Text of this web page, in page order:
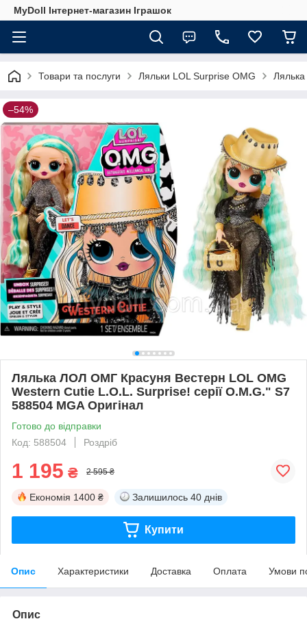
MyDoll Інтернет-магазин Іграшок
Товари та послуги Ляльки LOL Surprise OMG
–54%
Лялька ЛОЛ ОМГ Красуня Вестерн LOL OMG
Western Cutie L.O.L. Surprise! серії O.M.G." S7
588504 MGA Оригінал
Готово до відправки
Код: 588504
Роздріб
1 195 ₴ 2 595 ₴
Економія 1400 ₴ Залишилось 40 днів
Купити
Опис Характеристики Доставка Оплата Умови
Опис